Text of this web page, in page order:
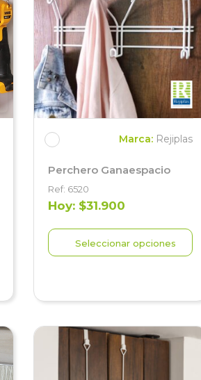
Marca: Rejiplas
Perchero Ganaespacio
Ref: 6520
Hoy: $31.900
Seleccionar opciones